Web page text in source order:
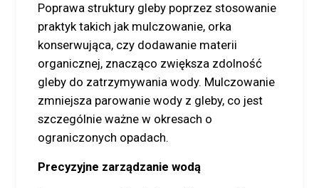
Poprawa struktury gleby poprzez stosowanie
praktyk takich jak mulczowanie, orka
konserwująca, czy dodawanie materii
organicznej, znacząco zwiększa zdolność
gleby do zatrzymywania wody. Mulczowanie
zmniejsza parowanie wody z gleby, co jest
szczególnie ważne w okresach o
ograniczonych opadach.
Precyzyjne zarządzanie wodą